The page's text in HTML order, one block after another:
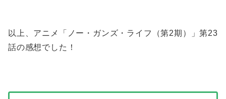
以上、アニメ「ノー・ガンズ・ライフ（第2期）」第23
話の感想でした！